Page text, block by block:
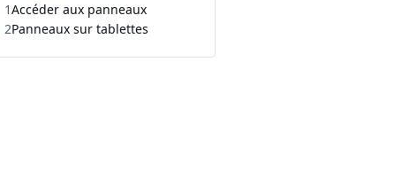
1Accéder aux panneaux
2Panneaux sur tablettes